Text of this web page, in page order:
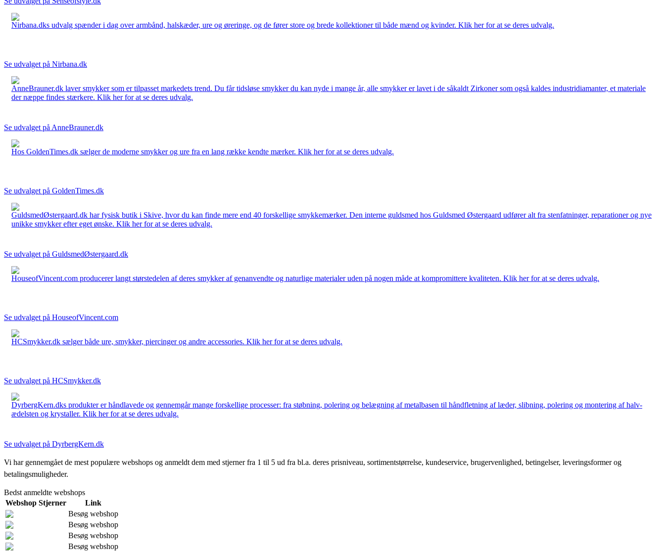
Nirbana.dks udvalg spænder i dag over armbånd, halskæder, ure og øreringe, og de fører store og brede kollektioner til både mænd og kvinder. Klik her for at se deres udvalg.
Se udvalget på Nirbana.dk
AnneBrauner.dk laver smykker som er tilpasset markedets trend. Du får tidsløse smykker du kan nyde i mange år, alle smykker er lavet i de såkaldt Zirkoner som også kaldes industridiamanter, et materiale
der næppe findes stærkere. Klik her for at se deres udvalg.
Se udvalget på AnneBrauner.dk
Hos GoldenTimes.dk sælger de moderne smykker og ure fra en lang række kendte mærker. Klik her for at se deres udvalg.
Se udvalget på GoldenTimes.dk
GuldsmedØstergaard.dk har fysisk butik i Skive, hvor du kan finde mere end 40 forskellige smykkemærker. Den interne guldsmed hos Guldsmed Østergaard udfører alt fra stenfatninger, reparationer og nye
unikke smykker efter eget ønske. Klik her for at se deres udvalg.
Se udvalget på GuldsmedØstergaard.dk
HouseofVincent.com producerer langt størstedelen af deres smykker af genanvendte og naturlige materialer uden på nogen måde at kompromittere kvaliteten. Klik her for at se deres udvalg.
Se udvalget på HouseofVincent.com
HCSmykker.dk sælger både ure, smykker, piercinger og andre accessories. Klik her for at se deres udvalg.
Se udvalget på HCSmykker.dk
DyrbergKern.dks produkter er håndlavede og gennemgår mange forskellige processer: fra støbning, polering og belægning af metalbasen til håndfletning af læder, slibning, polering og montering af halv-
ædelsten og krystaller. Klik her for at se deres udvalg.
Se udvalget på DyrbergKern.dk
Vi har gennemgået de mest populære webshops og anmeldt dem med stjerner fra 1 til 5 ud fra bl.a. deres prisniveau, sortimentstørrelse, kundeservice, brugervenlighed, betingelser, leveringsformer og
betalingsmuligheder.
Bedst anmeldte webshops
Webshop Stjerner
Link
Besøg webshop
Besøg webshop
Besøg webshop
Besøg webshop